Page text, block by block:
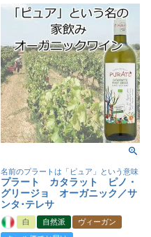
名前のプラートは「ピュア」という意味
プラート カタラット ピノ・
グリージョ オーガニック／サ
ンタ･テレサ
白 自然派
ヴィーガン